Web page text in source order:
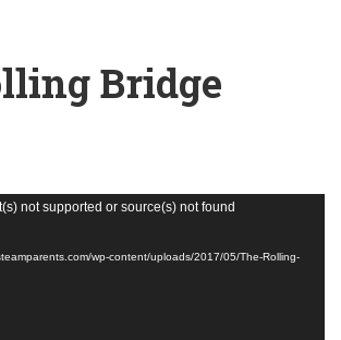
Bridge
not supported or source(s) not found
wp-content/uploads/2017/05/The-Rolling-